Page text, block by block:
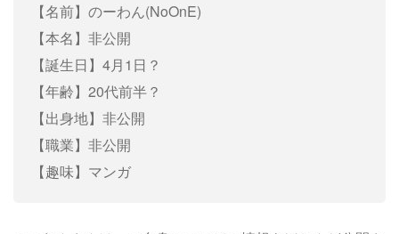
【名前】のーわん(NoOnE)
【本名】非公開
【誕生日】4月1日？
【年齢】20代前半？
【出身地】非公開
【職業】非公開
【趣味】マンガ